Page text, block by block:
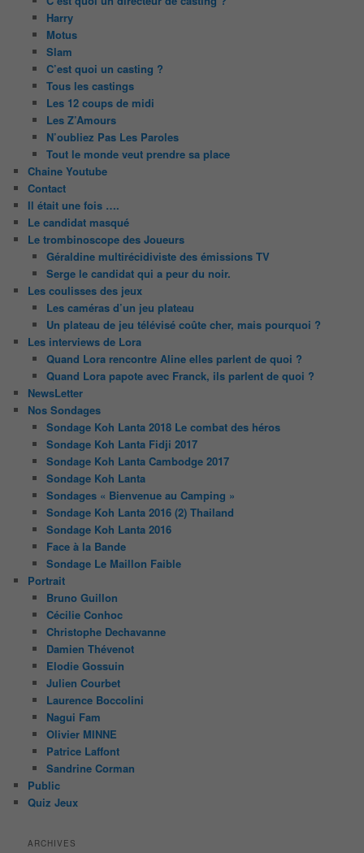
Harry
Motus
Slam
C’est quoi un casting ?
Tous les castings
Les 12 coups de midi
Les Z’Amours
N’oubliez Pas Les Paroles
Tout le monde veut prendre sa place
Chaine Youtube
Contact
Il était une fois ….
Le candidat masqué
Le trombinoscope des Joueurs
Géraldine multirécidiviste des émissions TV
Serge le candidat qui a peur du noir.
Les coulisses des jeux
Les caméras d’un jeu plateau
Un plateau de jeu télévisé coûte cher, mais pourquoi ?
Les interviews de Lora
Quand Lora rencontre Aline elles parlent de quoi ?
Quand Lora papote avec Franck, ils parlent de quoi ?
NewsLetter
Nos Sondages
Sondage Koh Lanta 2018 Le combat des héros
Sondage Koh Lanta Fidji 2017
Sondage Koh Lanta Cambodge 2017
Sondage Koh Lanta
Sondages « Bienvenue au Camping »
Sondage Koh Lanta 2016 (2) Thailand
Sondage Koh Lanta 2016
Face à la Bande
Sondage Le Maillon Faible
Portrait
Bruno Guillon
Cécilie Conhoc
Christophe Dechavanne
Damien Thévenot
Elodie Gossuin
Julien Courbet
Laurence Boccolini
Nagui Fam
Olivier MINNE
Patrice Laffont
Sandrine Corman
Public
Quiz Jeux
ARCHIVES